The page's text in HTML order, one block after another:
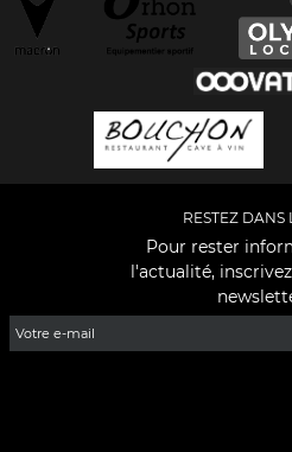
RESTEZ DANS
Pour rester
l'actualité,